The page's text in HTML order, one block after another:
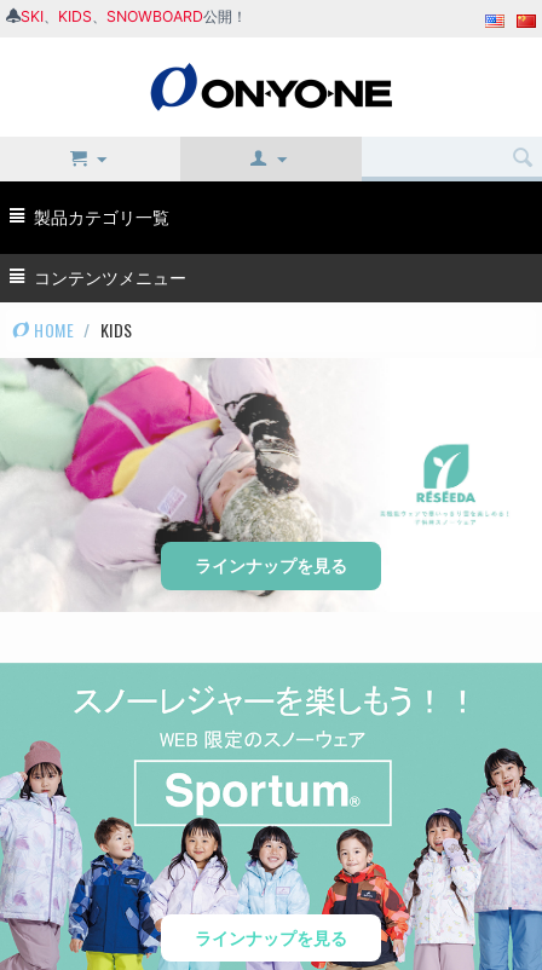
SKI KIDS SNOWBOARD公開！
製品カテゴリ一覧
コンテンツメニュー
HOME / KIDS
ラインナップを見る
ラインナップを見る